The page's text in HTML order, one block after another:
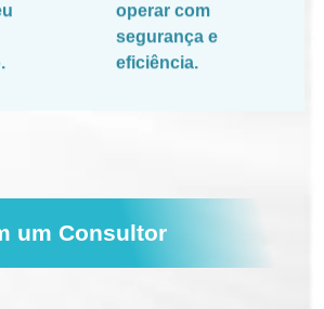
operar com
segurança e
eficiência.
um Consultor